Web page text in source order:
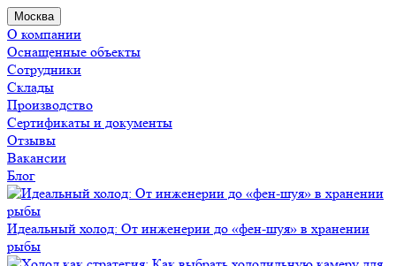
Москва
О компании
Оснащенные объекты
Сотрудники
Склады
Производство
Сертификаты и документы
Отзывы
Вакансии
Блог
Идеальный холод: От инженерии до «фен-шуя» в хранении
рыбы